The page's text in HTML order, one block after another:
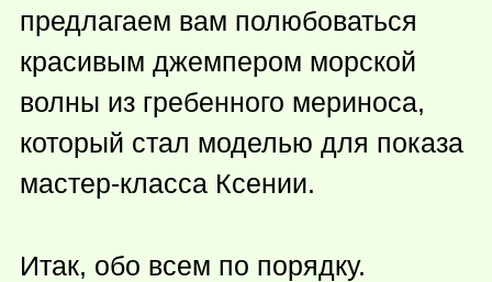
предлагаем вам полюбоваться
красивым джемпером морской
волны из гребенного мериноса,
который стал моделью для показа
мастер-класса Ксении.
Итак, обо всем по порядку.